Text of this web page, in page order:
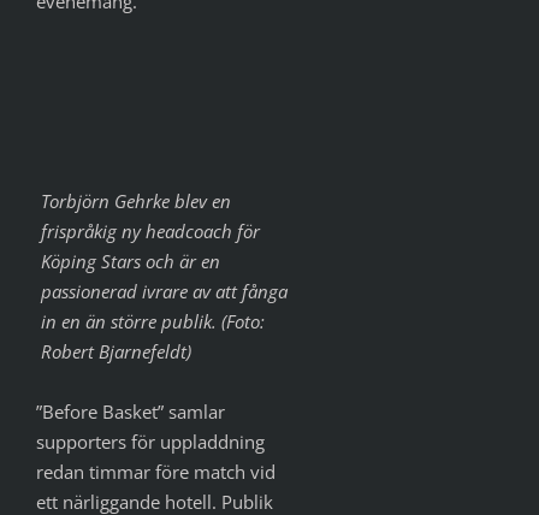
Torbjörn Gehrke blev en
frispråkig ny headcoach för
Köping Stars och är en
passionerad ivrare av att fånga
in en än större publik. (Foto:
Robert Bjarnefeldt)
”Before Basket” samlar
supporters för uppladdning
redan timmar före match vid
ett närliggande hotell. Publik